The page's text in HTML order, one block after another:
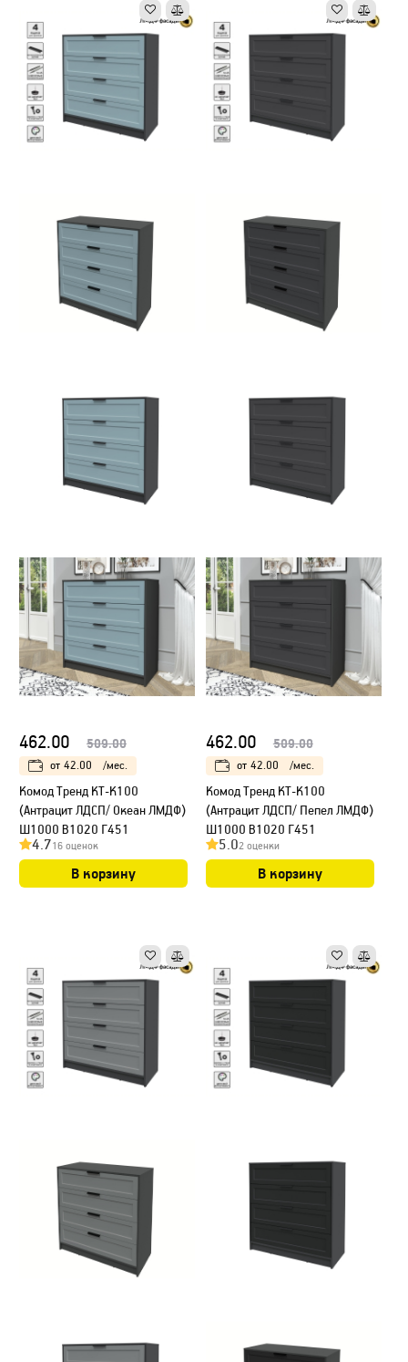
462.00 509.00
от 42.00 /мес.
Kомод Тренд КТ-К100
(Антрацит ЛДСП/ Океан ЛМДФ)
Ш1000 В1020 Г451
4.716 оценок
В корзину
462.00 509.00
от 42.00 /мес.
Kомод Тренд КТ-К100
(Антрацит ЛДСП/ Пепел ЛМДФ)
Ш1000 В1020 Г451
5.02 оценки
В корзину